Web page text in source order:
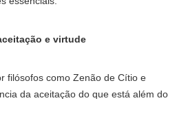
e virtude
filósofos como Zenão de Cítio e
da aceitação do que está além do